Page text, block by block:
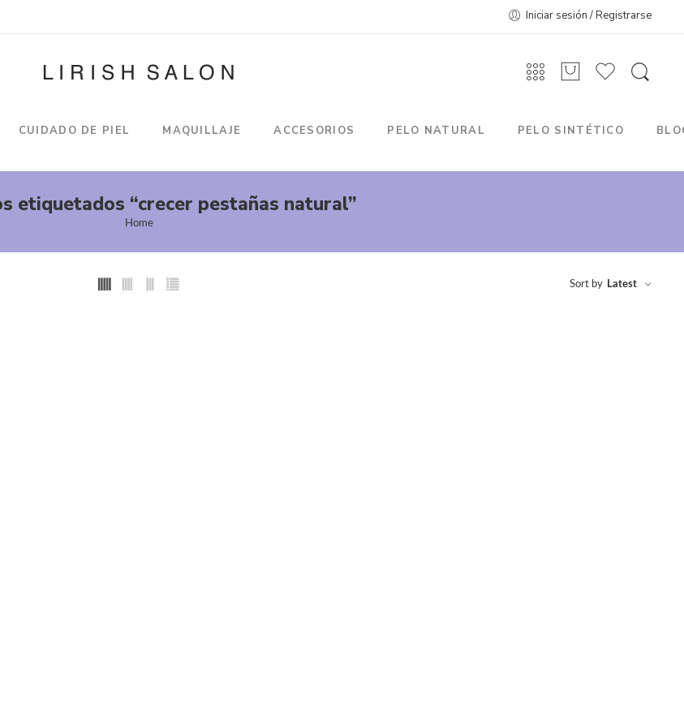
Iniciar sesión / Registrarse
CUIDADO DE PIEL MAQUILLAJE ACCESORIOS PELO NATURAL PELO SINTÉTICO
etiquetados “crecer pestañas natural”
Home
Sort by Latest